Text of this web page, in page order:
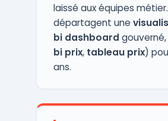
laissé aux équipes
départagent une
bi dashboard
bi prix, tableau prix)
ans.